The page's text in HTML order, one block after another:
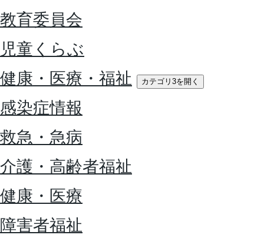
教育委員会
児童くらぶ
健康・医療・福祉
カテゴリ3を開く
感染症情報
救急・急病
介護・高齢者福祉
健康・医療
障害者福祉